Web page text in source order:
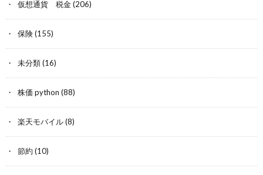
仮想通貨 税金(206)
保険(155)
未分類(16)
株価 python (88)
楽天モバイル(8)
節約 (10)